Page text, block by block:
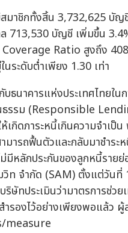
าชิกทั้งสิ้น 3,732,625 บัญ
713,530 บัญชี เพิ่มขึ้น
Coverage Ratio สูงถึง
ระดับต่ำเพียง 1.30 เท่า
นาคารแห่งประเทศไทยใน
ธรรม (Responsible
กิดภาระหนี้เกินความจำเป็
มารถฟื้นตัวและกลับมาชำระ
มีหลักประกันของลูกหนี้รายย่
ท จำกัด (SAM) ตั้งแต่วันที่
ษัทประเมินว่ามาตรการช่ว
องไว้อย่างเพียงพอแล้ว ผู้
measure